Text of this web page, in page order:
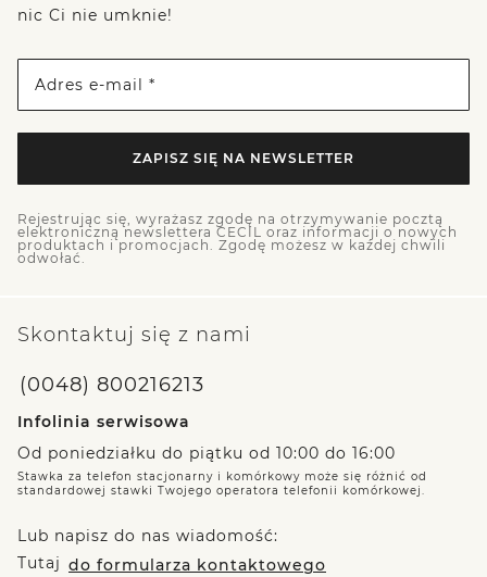
nic Ci nie umknie!
Adres e-mail *
ZAPISZ SIĘ NA NEWSLETTER
Rejestrując się, wyrażasz zgodę na otrzymywanie pocztą
elektroniczną newslettera CECIL oraz informacji o nowych
produktach i promocjach. Zgodę możesz w każdej chwili
odwołać.
Skontaktuj się z nami
(0048) 800216213
Infolinia serwisowa
Od poniedziałku do piątku od 10:00 do 16:00
Stawka za telefon stacjonarny i komórkowy może się różnić od
standardowej stawki Twojego operatora telefonii komórkowej.
Lub napisz do nas wiadomość:
Tutaj do formularza kontaktowego